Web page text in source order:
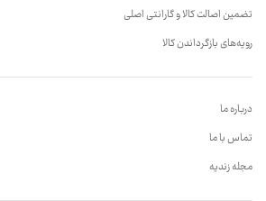
تضمین اصالت کالا و گارانتی اصلی
رویه‌های بازگرداندن کالا
درباره ما
تماس با ما
مجله زندیه